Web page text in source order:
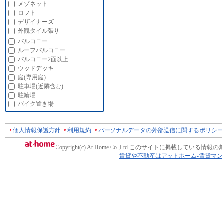
メゾネット
ロフト
デザイナーズ
外観タイル張り
バルコニー
ルーフバルコニー
バルコニー2面以上
ウッドデッキ
庭(専用庭)
駐車場(近隣含む)
駐輪場
バイク置き場
個人情報保護方針 利用規約 パーソナルデータの外部送信に関するポリシ
Copyright(c) At Home Co.,Ltd.このサイトに掲載している情報の
賃貸や不動産はアットホーム-賃貸マ